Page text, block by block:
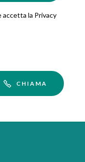
accetta la Privacy
CHIAMA